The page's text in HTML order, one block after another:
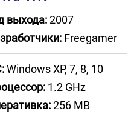
выхода:2007
Freegamer
Windows XP, 7, 8, 10
1.2 GHz
256 MB